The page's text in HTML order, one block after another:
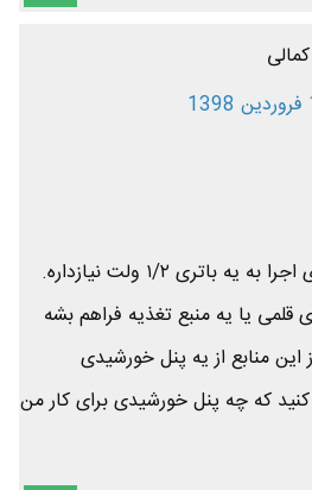
من یه دستگاه دارم که برای اجرا به یه باتری ۱/۲ ولت نیازداره.
قلمی یا یه منبع تغذیه فراهم بشه
این منابع از یه پنل خورشیدی
که چه پنل خورشیدی برای کار من